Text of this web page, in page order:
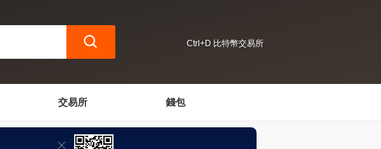
Ctrl+D 比特幣交易所
交易所 錢包